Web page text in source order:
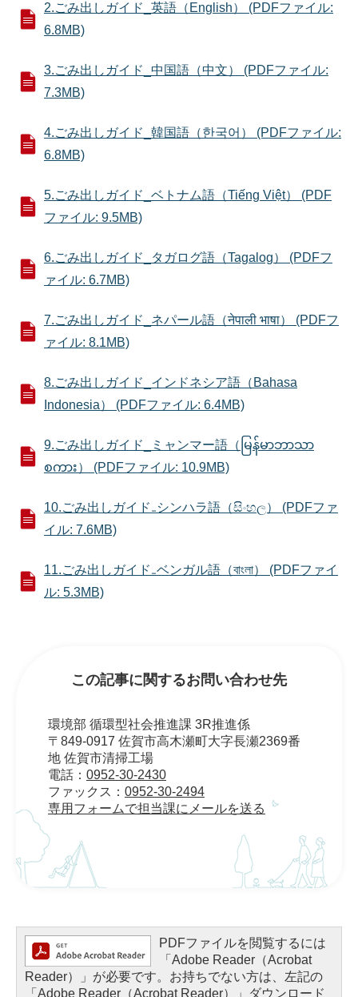
2.ごみ出しガイド_英語（English） (PDFファイル:
6.8MB)
3.ごみ出しガイド_中国語（中文） (PDFファイル:
7.3MB)
4.ごみ出しガイド_韓国語（한국어） (PDFファイル:
6.8MB)
5.ごみ出しガイド_ベトナム語（Tiếng Việt） (PDF
ファイル: 9.5MB)
6.ごみ出しガイド_タガログ語（Tagalog） (PDFフ
ァイル: 6.7MB)
7.ごみ出しガイド_ネパール語（नेपाली भाषा） (PDFフ
ァイル: 8.1MB)
8.ごみ出しガイド_インドネシア語（Bahasa
Indonesia） (PDFファイル: 6.4MB)
9.ごみ出しガイド_ミャンマー語（မြန်မာဘာသာ
စကား） (PDFファイル: 10.9MB)
10.ごみ出しガイド₋シンハラ語（සිංහල） (PDFファ
イル: 7.6MB)
11.ごみ出しガイド₋ベンガル語（বাংলা） (PDFファイ
ル: 5.3MB)
この記事に関するお問い合わせ先
環境部 循環型社会推進課 3R推進係
〒849-0917 佐賀市高木瀬町大字長瀬2369番
地 佐賀市清掃工場
電話： 0952-30-2430
ファックス： 0952-30-2494
専用フォームで担当課にメールを送る
PDFファイルを閲覧するには
「Adobe Reader（Acrobat
Reader）」が必要です。お持ちでない方は、左記の
「Adobe Reader（Acrobat Reader）」ダウンロード